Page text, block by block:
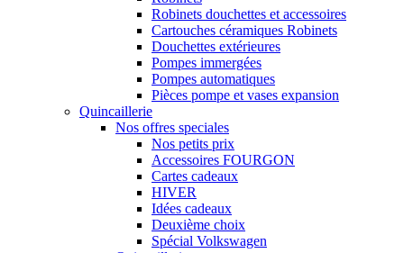
Robinets douchettes et accessoires
Cartouches céramiques Robinets
Douchettes extérieures
Pompes immergées
Pompes automatiques
Pièces pompe et vases expansion
Quincaillerie
Nos offres speciales
Nos petits prix
Accessoires FOURGON
Cartes cadeaux
HIVER
Idées cadeaux
Deuxième choix
Spécial Volkswagen